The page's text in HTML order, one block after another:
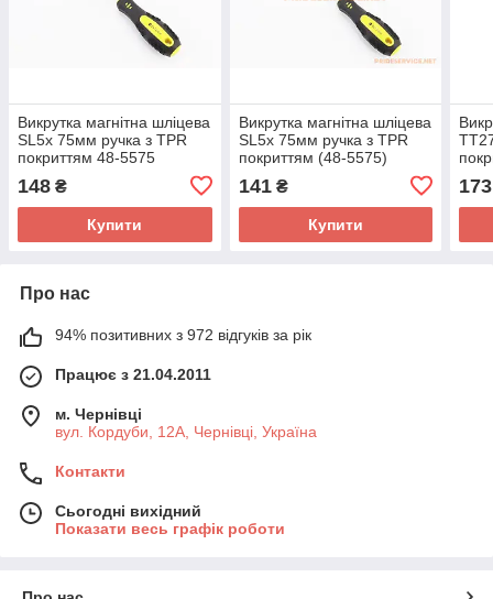
Викрутка магнітна шліцева
SL5x 75мм ручка з TPR
покриттям 48-5575
148 ₴
Купити
Викрутка магнітна шліцева
SL5x 75мм ручка з TPR
покриттям (48-5575)
141₴
Купити
173
Про нас
94% позитивних з 972 відгуків за рік
Працює з 21.04.2011
м. Чернівці
вул. Кордуби, 12А, Чернівці, Україна
Контакти
Сьогодні вихідний
Показати весь графік роботи